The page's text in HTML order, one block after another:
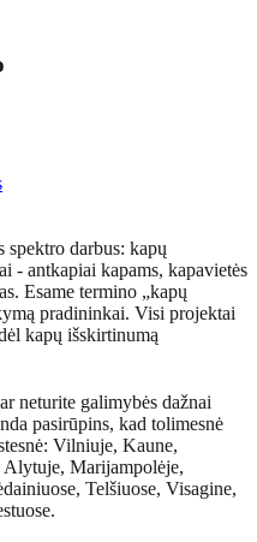
darbus: kapų
- antkapiai kapams, kapavietės
Esame termino „kapų
pradininkai. Visi projektai
kapų išskirtinumą
neturite galimybės dažnai
pasirūpins, kad tolimesnė
Vilniuje, Kaune,
Alytuje, Marijampolėje,
Telšiuose, Visagine,